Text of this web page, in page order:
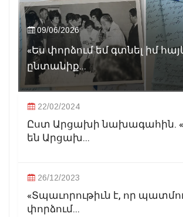
09/06/2026
«Ես փորձում եմ գտնել իմ
ընտանիք...
22/02/2024
Ըստ Արցախի նախագահին.
են Արցախ...
26/12/2023
«Տպաւորութիւն է, որ
փորձում...